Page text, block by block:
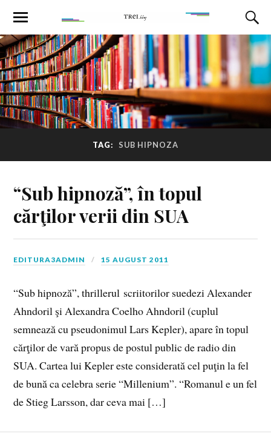
TAG: SUB HIPNOZA
“Sub hipnoză”, în topul
cărţilor verii din SUA
EDITURA3ADMIN 15 AUGUST 2011
“Sub hipnoză”, thrillerul scriitorilor suedezi Alexander
Ahndoril şi Alexandra Coelho Ahndoril (cuplul
semnează cu pseudonimul Lars Kepler), apare în topul
cărţilor de vară propus de postul public de radio din
SUA. Cartea lui Kepler este considerată cel puţin la fel
de bună ca celebra serie “Millenium”. “Romanul e un fel
de Stieg Larsson, dar ceva mai […]